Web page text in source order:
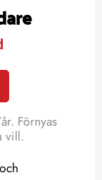
Förnyas
vill.